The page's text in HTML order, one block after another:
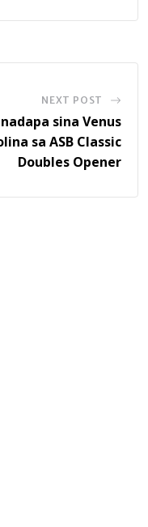
NEXT POST
sina Venus
sa ASB Classic
Doubles Opener